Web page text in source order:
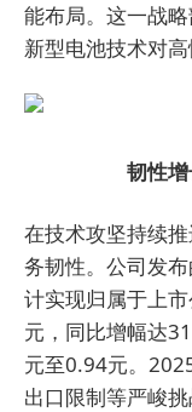
能布局。这一战
新型电池技术对
韧性
在技术攻坚持续
务韧性。公司发
计实现归属于上
元，同比增幅达
元至0.94元。
出口限制等严峻